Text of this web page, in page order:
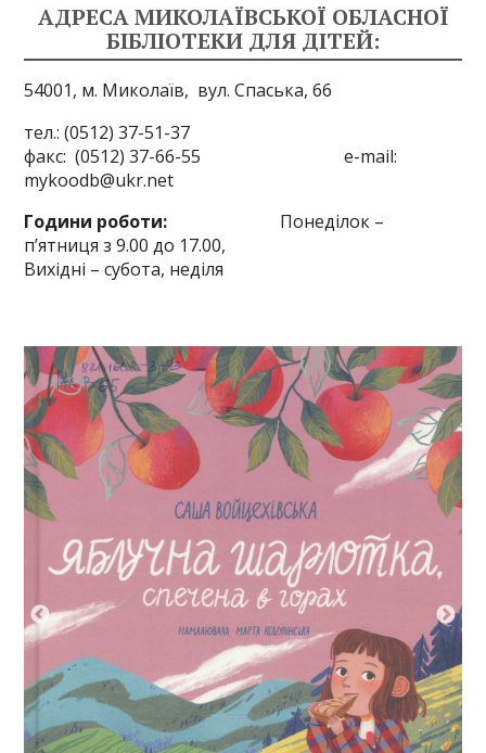
АДРЕСА МИКОЛАЇВСЬКОЇ ОБЛАСНОЇ
БІБЛІОТЕКИ ДЛЯ ДІТЕЙ:
54001, м. Миколаїв, вул. Спаська, 66
тел.: (0512) 37-51-37
факс: (0512) 37-66-55 e-mail:
mykoodb@ukr.net
Години роботи: Понеділок –
п’ятниця з 9.00 до 17.00,
Вихідні – субота, неділя